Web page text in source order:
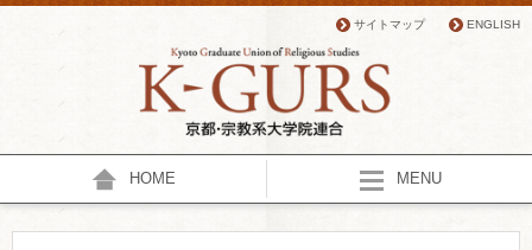
サイトマップ ENGLISH
HOME MENU